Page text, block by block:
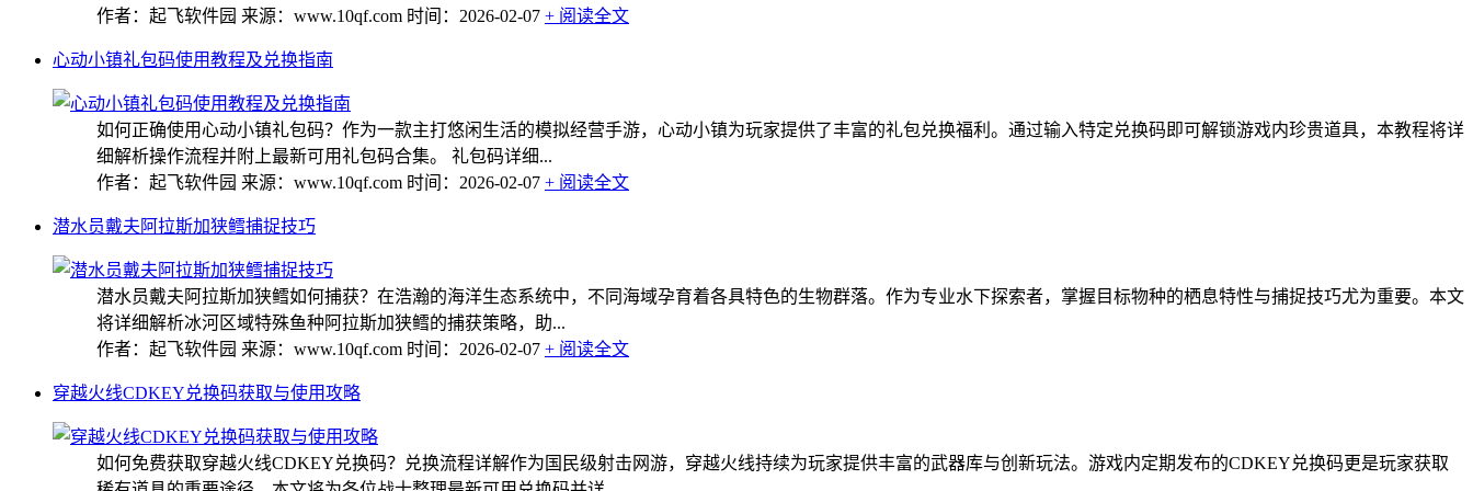
作者：起飞软件园 来源：www.10qf.com 时间：2026-02-07 + 阅读全文
心动小镇礼包码使用教程及兑换指南
如何正确使用心动小镇礼包码？作为一款主打悠闲生活的模拟经营手游，心动小镇为玩家提供了丰富的礼包兑换福利。通过输入特定兑换码即可解锁游戏内珍贵道具，本教程将详
细解析操作流程并附上最新可用礼包码合集。 礼包码详细...
作者：起飞软件园 来源：www.10qf.com 时间：2026-02-07 + 阅读全文
潜水员戴夫阿拉斯加狭鳕捕捉技巧
潜水员戴夫阿拉斯加狭鳕如何捕获？在浩瀚的海洋生态系统中，不同海域孕育着各具特色的生物群落。作为专业水下探索者，掌握目标物种的栖息特性与捕捉技巧尤为重要。本文
将详细解析冰河区域特殊鱼种阿拉斯加狭鳕的捕获策略，助...
作者：起飞软件园 来源：www.10qf.com 时间：2026-02-07 + 阅读全文
穿越火线CDKEY兑换码获取与使用攻略
如何免费获取穿越火线CDKEY兑换码？兑换流程详解作为国民级射击网游，穿越火线持续为玩家提供丰富的武器库与创新玩法。游戏内定期发布的CDKEY兑换码更是玩家获取